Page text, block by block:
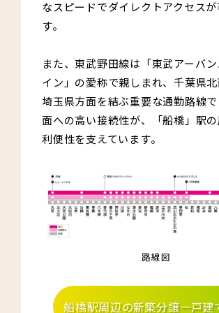
なスピードでダイレクトアクセス
す。
また、東武野田線は「東武アーバ
イン」の愛称で親しまれ、千葉県
埼玉県方面を結ぶ重要な通勤路線
面への高い接続性が、「船橋」駅
利便性を支えています。
路線図
船橋駅周辺の新築分譲一戸建